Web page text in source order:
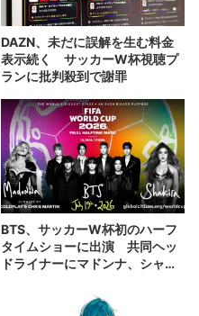
DAZN、未だに誤解を生む料金
表示続く サッカーW杯視聴プ
ランに批判殺到で謝罪
BTS、サッカーW杯初のハーフ
タイムショーに出演 共同ヘッ
ドライナーにマドンナ、シャキ